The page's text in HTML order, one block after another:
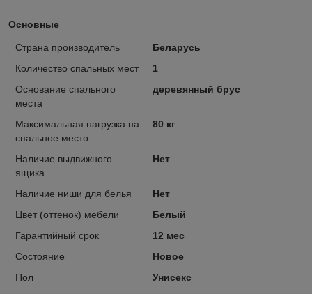
Основные
Страна производитель
Беларусь
Количество спальных мест
1
Основание спального
места
деревянный брус
Максимальная нагрузка на
спальное место
80 кг
Наличие выдвижного
ящика
Нет
Наличие ниши для белья
Нет
Цвет (оттенок) мебели
Белый
Гарантийный срок
12 мес
Состояние
Новое
Пол
Унисекс